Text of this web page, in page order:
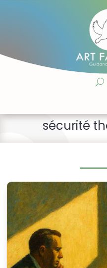
sécurité